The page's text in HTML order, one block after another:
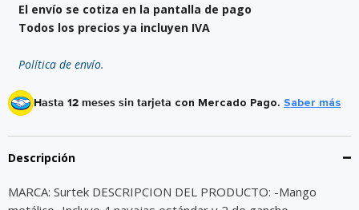
El envío se cotiza en la pantalla de pago
Todos los precios ya incluyen IVA
Política de envío.
Hasta 12 meses sin tarjeta con Mercado Pago. Saber más
Descripción
MARCA: Surtek DESCRIPCION DEL PRODUCTO: -Mango